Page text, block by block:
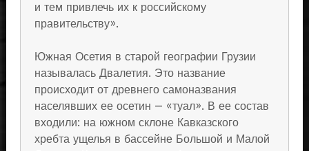
и тем привлечь их к российскому
правительству».
Южная Осетия в старой географии Грузии
называлась Двалетия. Это название
происходит от древнего самоназвания
населявших ее осетин — «туал». В ее состав
входили: на южном склоне Кавказского
хребта ущелья в бассейне Большой и Малой